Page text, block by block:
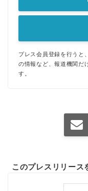
プレス会員登録を行うと
の情報など、報道機関だ
す。
このプレスリリース